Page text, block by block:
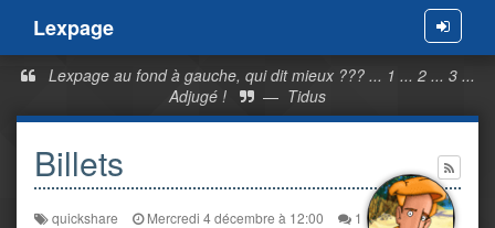
Menu
Lexpage
Lexpage au fond à gauche, qui dit mieux ??? ... 1 ... 2 ... 3 ...
Adjugé !
— Tidus
Billets
quickshare Mercredi 4 décembre à 12:00
1